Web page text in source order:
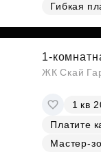
Гибкая
1-
ЖК Скай
1 кв
Платите
Мастер-